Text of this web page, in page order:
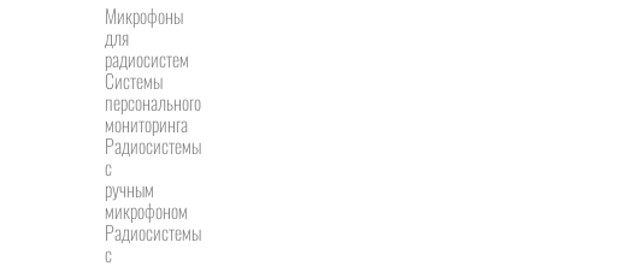
Микрофоны
для
радиосистем
Системы
персонального
мониторинга
Радиосистемы
c
ручным
микрофоном
Радиосистемы
с